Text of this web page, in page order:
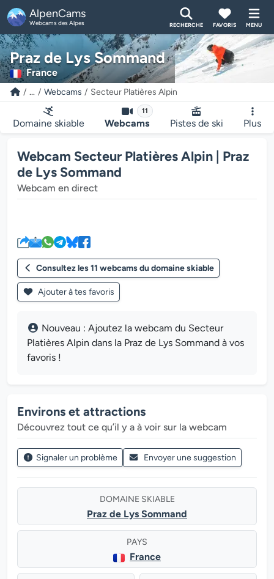
AlpenCams
Webcams des Alpes RECHERCHE FAVORIS MENU
Praz de Lys Sommand
France
... Webcams Secteur Platières Alpin
Domaine skiable
11
Webcams Pistes de ski Plus
Webcam Secteur Platières Alpin | Praz
de Lys Sommand
Webcam en direct
Consultez les 11 webcams du domaine skiable
Ajouter à tes favoris
Nouveau : Ajoutez la webcam du Secteur
Platières Alpin dans la Praz de Lys Sommand à vos
favoris !
Environs et attractions
Découvrez tout ce qu’il y a à voir sur la webcam
Signaler un problème Envoyer une suggestion
DOMAINE SKIABLE
Praz de Lys Sommand
PAYS
France